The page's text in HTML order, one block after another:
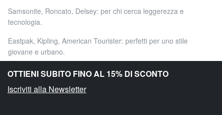
Samsonite, Roncato, Delsey: per chi cerca leggerezza e
tecnologia.
Eastpak, Kipling, American Tourister: perfetti per uno stile
giovane e urbano.
Piquadro, Bric’s e Alviero Martini Prima Classe: ideali se ami i
OTTIENI SUBITO FINO AL 15% DI SCONTO
Iscriviti alla Newsletter